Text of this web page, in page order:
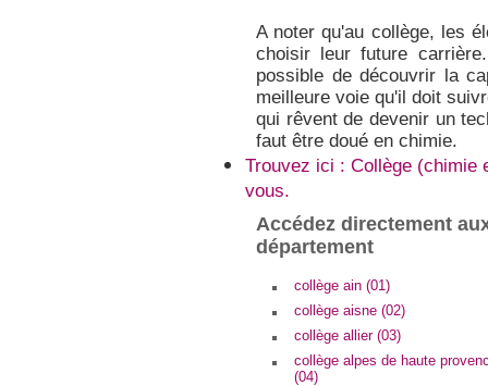
A noter qu'au collège, les
choisir leur future
possible de découvrir la
meilleure voie qu'il doit
qui rêvent de devenir un
faut être doué en chimie.
Trouvez ici : Collège (chimie
vous.
Accédez directement
département
collège ain (01)
collège aisne (02)
collège allier (03)
collège alpes de haute
(04)